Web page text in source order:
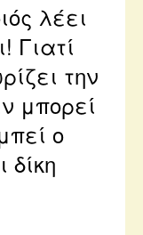
λέει
Γιατί
την
μπορεί
ο
δίκη